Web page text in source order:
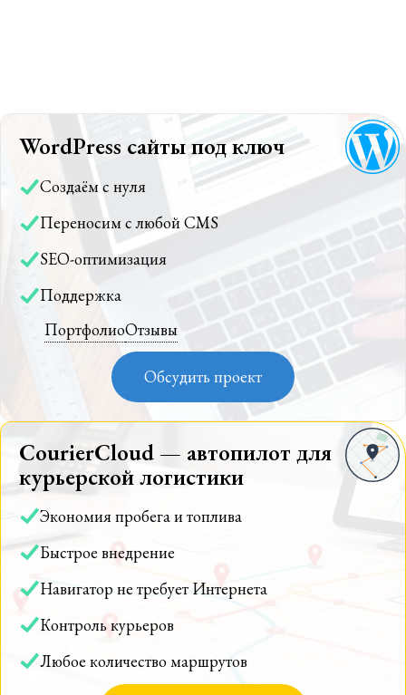
WordPress сайты под ключ
Создаём с нуля
Переносим с любой CMS
SEO-оптимизация
Поддержка
ПортфолиоОтзывы
Обсудить проект
CourierCloud — автопилот для
курьерской логистики
Экономия пробега и топлива
Быстрое внедрение
Навигатор не требует Интернета
Контроль курьеров
Любое количество маршрутов